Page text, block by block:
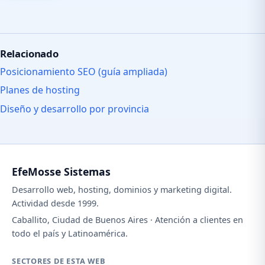
Relacionado
Posicionamiento SEO (guía ampliada)
Planes de hosting
Diseño y desarrollo por provincia
EfeMosse Sistemas
Desarrollo web, hosting, dominios y marketing digital.
Actividad desde 1999.
Caballito, Ciudad de Buenos Aires · Atención a clientes en
todo el país y Latinoamérica.
SECTORES DE ESTA WEB